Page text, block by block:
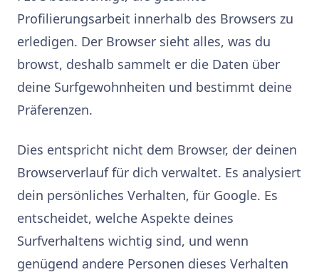
Profilierungsarbeit innerhalb des Browsers zu
erledigen. Der Browser sieht alles, was du
browst, deshalb sammelt er die Daten über
deine Surfgewohnheiten und bestimmt deine
Präferenzen.
Dies entspricht nicht dem Browser, der deinen
Browserverlauf für dich verwaltet. Es analysiert
dein persönliches Verhalten, für Google. Es
entscheidet, welche Aspekte deines
Surfverhaltens wichtig sind, und wenn
genügend andere Personen dieses Verhalten